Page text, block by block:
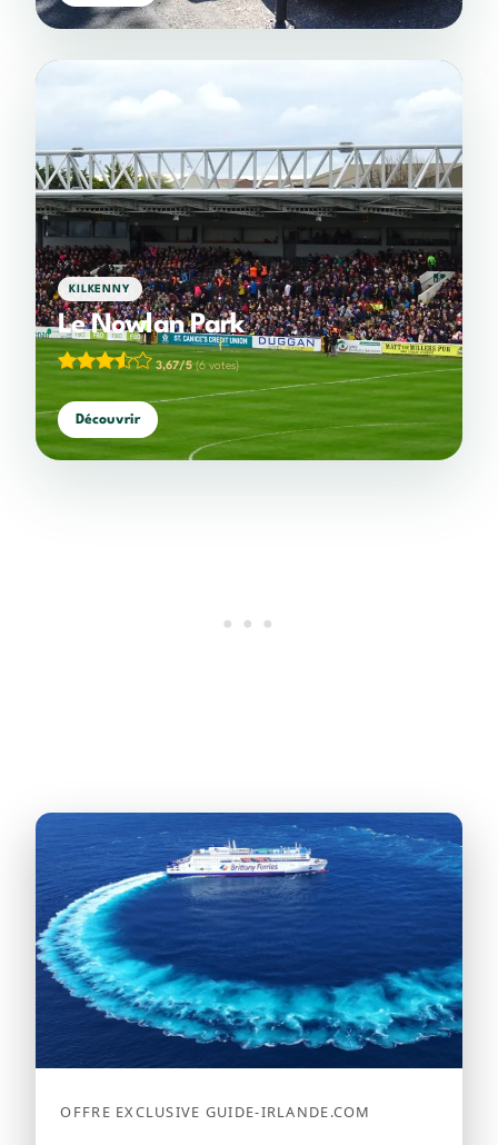
KILKENNY
Le Nowlan Park
3,67/5(6 votes)
Découvrir
OFFRE EXCLUSIVE GUIDE-IRLANDE.COM